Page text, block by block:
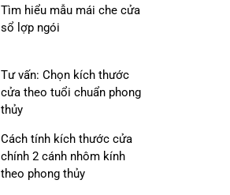
Tìm hiểu mẫu mái che cửa
sổ lợp ngói
Tư vấn: Chọn kích thước
cửa theo tuổi chuẩn phong
thủy
Cách tính kích thước cửa
chính 2 cánh nhôm kính
theo phong thủy